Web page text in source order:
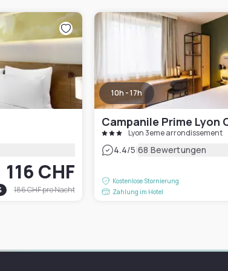
116 CHF
186 CHFpro Nacht
10h - 17h
Lyon 3eme arrondissement
4.4/5|68 Bewertungen
Kostenlose Stornierung
Zahlung im Hotel